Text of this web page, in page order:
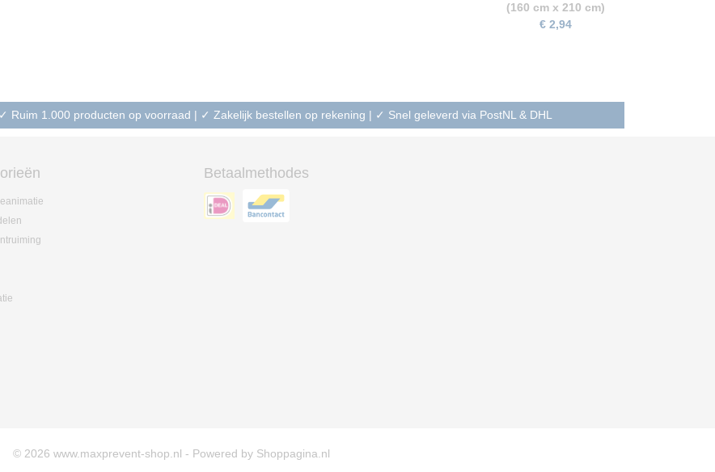
(160 cm x 210 cm)
€ 2,94
Ruim 1.000 producten op voorraad | ✓ Zakelijk bestellen op rekening | ✓ Snel geleverd via PostNL & DHL
Betaalmethodes
© 2026 www.maxprevent-shop.nl - Powered by Shoppagina.nl